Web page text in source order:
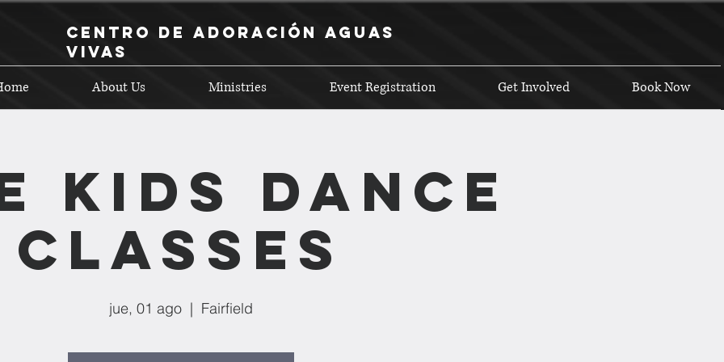
Centro de Adoración Aguas
Vivas
About Us Ministries Event Registration Get Involved Book Now
KIDS DANCE
CLASSES
jue, 01 ago
  |
Fairfield